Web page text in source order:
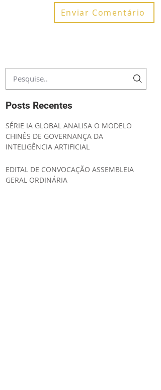
Enviar Comentário
Posts Recentes
SÉRIE IA GLOBAL ANALISA O MODELO
CHINÊS DE GOVERNANÇA DA
INTELIGÊNCIA ARTIFICIAL
EDITAL DE CONVOCAÇÃO ASSEMBLEIA
GERAL ORDINÁRIA